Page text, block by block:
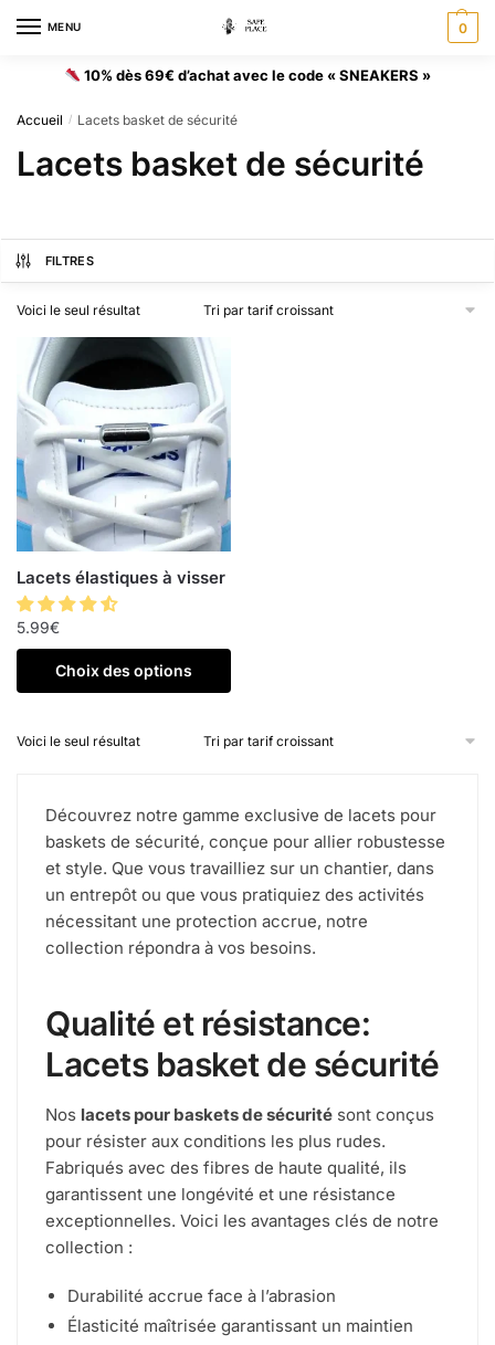
MENU 0
10% dès 69€ d’achat avec le code « SNEAKERS »
Accueil / Lacets basket de sécurité
Lacets basket de sécurité
FILTRES
Voici le seul résultat
Lacets élastiques à visser
5.99€
Choix des options
Voici le seul résultat
Découvrez notre gamme exclusive de lacets pour
baskets de sécurité, conçue pour allier robustesse
et style. Que vous travailliez sur un chantier, dans
un entrepôt ou que vous pratiquiez des activités
nécessitant une protection accrue, notre
collection répondra à vos besoins.
Qualité et résistance:
Lacets basket de sécurité
Nos lacets pour baskets de sécurité sont conçus
pour résister aux conditions les plus rudes.
Fabriqués avec des fibres de haute qualité, ils
garantissent une longévité et une résistance
exceptionnelles. Voici les avantages clés de notre
collection :
Durabilité accrue face à l’abrasion
Élasticité maîtrisée garantissant un maintien